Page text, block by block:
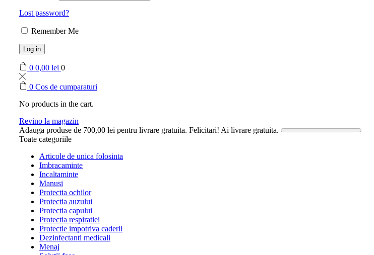
Lost password?
Remember Me
Log in
0 0,00 lei 0
0 Cos de cumparaturi
No products in the cart.
Revino la magazin
Adauga produse de 700,00 lei pentru livrare gratuita. Felicitari! Ai livrare gratuita.
Toate categoriile
Articole de unica folosinta
Imbracaminte
Incaltaminte
Manusi
Protectia ochilor
Protectia auzului
Protectia capului
Protectia respiratiei
Protectie impotriva caderii
Dezinfectanti medicali
Menaj